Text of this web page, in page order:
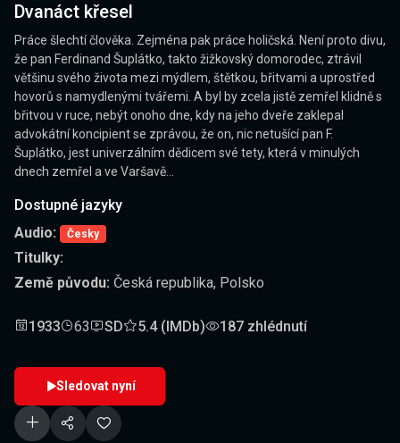
Dvanáct křesel
Práce šlechtí člověka. Zejména pak práce holičská. Není proto divu,
že pan Ferdinand Šuplátko, takto žižkovský domorodec, ztrávil
většinu svého života mezi mýdlem, štětkou, břitvami a uprostřed
hovorů s namydlenými tvářemi. A byl by zcela jistě zemřel klidně s
břitvou v ruce, nebýt onoho dne, kdy na jeho dveře zaklepal
advokátní koncipient se zprávou, že on, nic netušící pan F.
Šuplátko, jest univerzálním dědicem své tety, která v minulých
dnech zemřel a ve Varšavě...
Dostupné jazyky
Audio:
Česky
Titulky:
Země původu: Česká republika, Polsko
1933 63 SD 5.4 (IMDb) 187 zhlédnutí
Sledovat nyní